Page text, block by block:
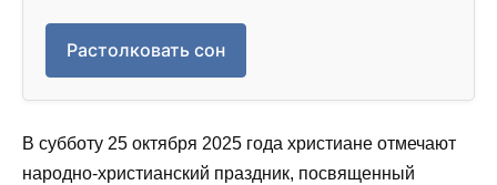
Растолковать сон
В субботу 25 октября 2025 года христиане отмечают
народно-христианский праздник, посвященный